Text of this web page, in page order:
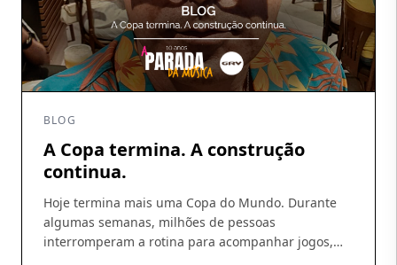
BLOG
A Copa termina. A construção
continua.
Hoje termina mais uma Copa do Mundo. Durante
algumas semanas, milhões de pessoas
interromperam a rotina para acompanhar jogos,